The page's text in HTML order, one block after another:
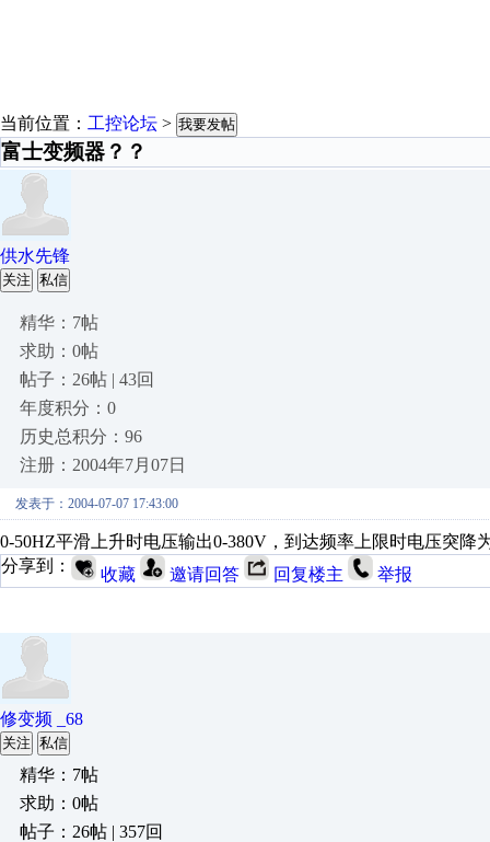
当前位置： 工控论坛 > 我要发帖
富士变频器？？
供水先锋
关注 私信
精华：7帖
求助：0帖
帖子：26帖 | 43回
年度积分：0
历史总积分：96
注册：2004年7月07日
发表于：2004-07-07 17:43:00
0-50HZ平滑上升时电压输出0-380V，到达频率上限时电压突降
分享到：
收藏 邀请回答 回复楼主 举报
修变频 _68
关注 私信
精华：7帖
求助：0帖
帖子：26帖 | 357回